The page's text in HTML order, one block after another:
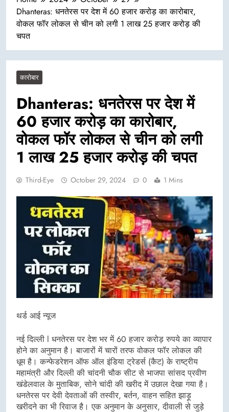
Dhanteras: धनतेरस पर देश में 60 हजार करोड़ का कारोबार,
वोकल फॉर लोकल से चीन को लगी 1 लाख 25 हजार करोड़ की
चपत
कारोबार
Dhanteras: धनतेरस पर देश में
60 हजार करोड़ का कारोबार,
वोकल फॉर लोकल से चीन को लगी
1 लाख 25 हजार करोड़ की चपत
Third-Eye October 29, 2024 0 1 Mins
थर्ड आई न्यूज
नई दिल्ली l धनतेरस पर देश भर में 60 हजार करोड़ रुपये का व्यापार
होने का अनुमान है। बाजारों में चारों तरफ वोकल फॉर लोकल की
धूम है। कन्फेडरेशन ऑफ ऑल इंडिया ट्रेडर्स (कैट) के राष्ट्रीय
महामंत्री और दिल्ली की चांदनी चौक सीट से भाजपा सांसद प्रवीण
खंडेलवाल के मुताबिक, सोने चांदी की खरीद में उछाल देखा गया है।
धनतेरस पर देवी देवताओं की तस्वीर, बर्तन, वाहन सहित झाड़ू
खरीदने का भी रिवाज है। एक अनुमान के अनुसार, दीवाली से जुड़े